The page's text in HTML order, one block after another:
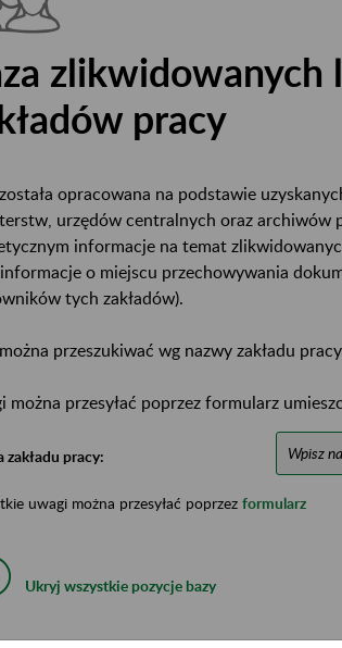
zlikwidowanych
pracy
opracowana na podstawie
urzędów centralnych oraz archiwów
informacje na temat
o miejscu przechowywania
tych zakładów).
przeszukiwać wg nazwy zakładu
można przesyłać poprzez formularz
zakładu pracy:
uwagi można przesyłać poprzez formularz
Ukryj wszystkie pozycje bazy